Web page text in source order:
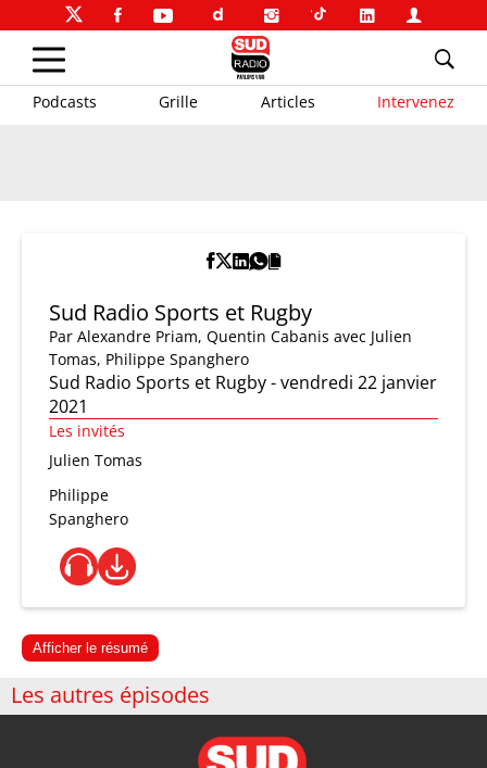
Podcasts Grille Articles Intervenez
Sud Radio Sports et Rugby
Par Alexandre Priam, Quentin Cabanis avec Julien
Tomas, Philippe Spanghero
Sud Radio Sports et Rugby - vendredi 22 janvier
2021
Les invités
Julien Tomas
Philippe
Spanghero
Afficher le résumé
Les autres épisodes